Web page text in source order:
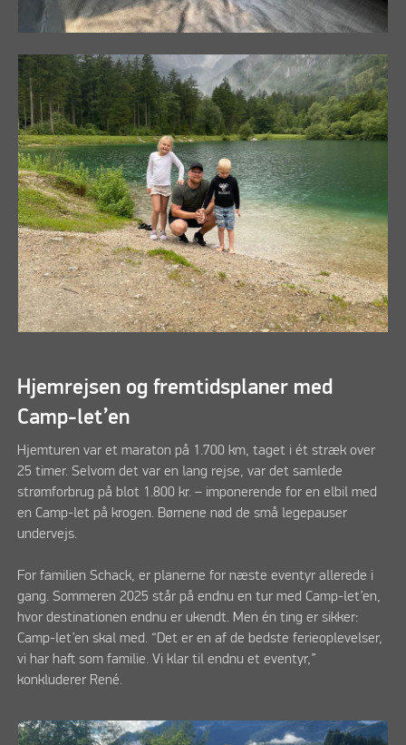
Hjemrejsen og fremtidsplaner med
Camp-let’en
Hjemturen var et maraton på 1.700 km, taget i ét stræk over
25 timer. Selvom det var en lang rejse, var det samlede
strømforbrug på blot 1.800 kr. – imponerende for en elbil med
en Camp-let på krogen. Børnene nød de små legepauser
undervejs.
For familien Schack, er planerne for næste eventyr allerede i
gang. Sommeren 2025 står på endnu en tur med Camp-let’en,
hvor destinationen endnu er ukendt. Men én ting er sikker:
Camp-let’en skal med. “Det er en af de bedste ferieoplevelser,
vi har haft som familie. Vi klar til endnu et eventyr,”
konkluderer René.